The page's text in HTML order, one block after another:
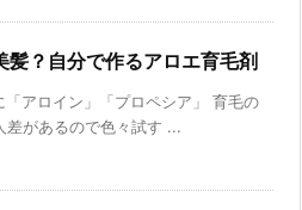
髪？自分で作るアロエ育毛剤
「アロイン」「プロペシア」 育毛の
差があるので色々試す ...